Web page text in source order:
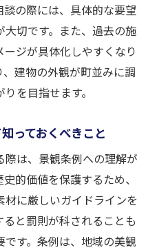
の際には、具体的な要望
切です。また、過去の施
ジが具体化しやすくなり
建物の外観が町並みに調
を目指せます。
っておくべきこと
は、景観条例への理解が
的価値を保護するため、
に厳しいガイドラインを
と罰則が科されることも
す。条例は、地域の美観